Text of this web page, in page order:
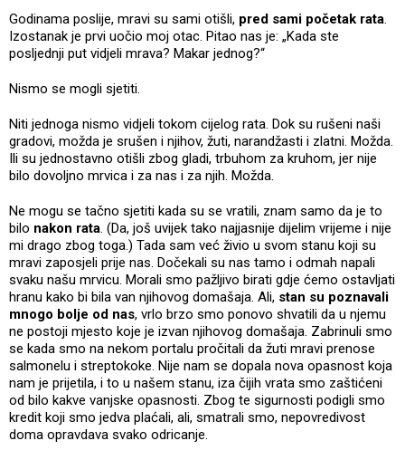
Godinama poslije, mravi su sami otišli, pred sami početak rata.
Izostanak je prvi uočio moj otac. Pitao nas je: „Kada ste
posljednji put vidjeli mrava? Makar jednog?“
Nismo se mogli sjetiti.
Niti jednoga nismo vidjeli tokom cijelog rata. Dok su rušeni naši
gradovi, možda je srušen i njihov, žuti, narandžasti i zlatni. Možda.
Ili su jednostavno otišli zbog gladi, trbuhom za kruhom, jer nije
bilo dovoljno mrvica i za nas i za njih. Možda.
Ne mogu se tačno sjetiti kada su se vratili, znam samo da je to
bilo nakon rata. (Da, još uvijek tako najjasnije dijelim vrijeme i nije
mi drago zbog toga.) Tada sam već živio u svom stanu koji su
mravi zaposjeli prije nas. Dočekali su nas tamo i odmah napali
svaku našu mrvicu. Morali smo pažljivo birati gdje ćemo ostavljati
hranu kako bi bila van njihovog domašaja. Ali, stan su poznavali
mnogo bolje od nas, vrlo brzo smo ponovo shvatili da u njemu
ne postoji mjesto koje je izvan njihovog domašaja. Zabrinuli smo
se kada smo na nekom portalu pročitali da žuti mravi prenose
salmonelu i streptokoke. Nije nam se dopala nova opasnost koja
nam je prijetila, i to u našem stanu, iza čijih vrata smo zaštićeni
od bilo kakve vanjske opasnosti. Zbog te sigurnosti podigli smo
kredit koji smo jedva plaćali, ali, smatrali smo, nepovredivost
doma opravdava svako odricanje.